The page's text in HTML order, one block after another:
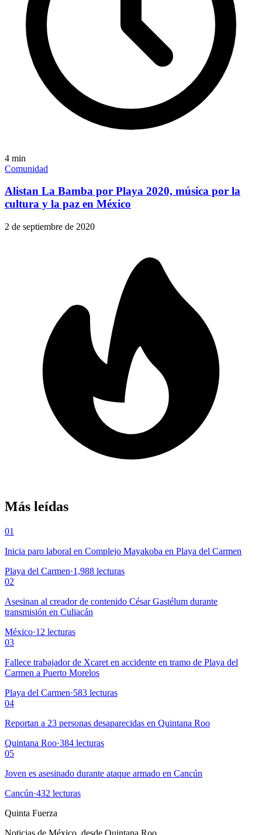
4 min
Comunidad
Alistan La Bamba por Playa 2020, música por la
cultura y la paz en México
2 de septiembre de 2020
Más leídas
01
Inicia paro laboral en Complejo Mayakoba en Playa del Carmen
Playa del Carmen·1,988 lecturas
02
Asesinan al creador de contenido César Gastélum durante
transmisión en Culiacán
México·12 lecturas
03
Fallece trabajador de Xcaret en accidente en tramo de Playa del
Carmen a Puerto Morelos
Playa del Carmen·583 lecturas
04
Reportan a 23 personas desaparecidas en Quintana Roo
Quintana Roo·384 lecturas
05
Joven es asesinado durante ataque armado en Cancún
Cancún·432 lecturas
Quinta Fuerza
Noticias de México, desde Quintana Roo